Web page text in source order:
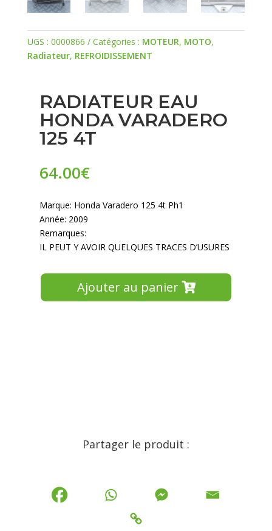
UGS : 0000866 Catégories : MOTEUR, MOTO,
Radiateur, REFROIDISSEMENT
RADIATEUR EAU
HONDA VARADERO
125 4T
64.00€
Marque: Honda Varadero 125 4t Ph1
Année: 2009
Remarques:
IL PEUT Y AVOIR QUELQUES TRACES D’USURES
Ajouter au panier
Partager le produit :